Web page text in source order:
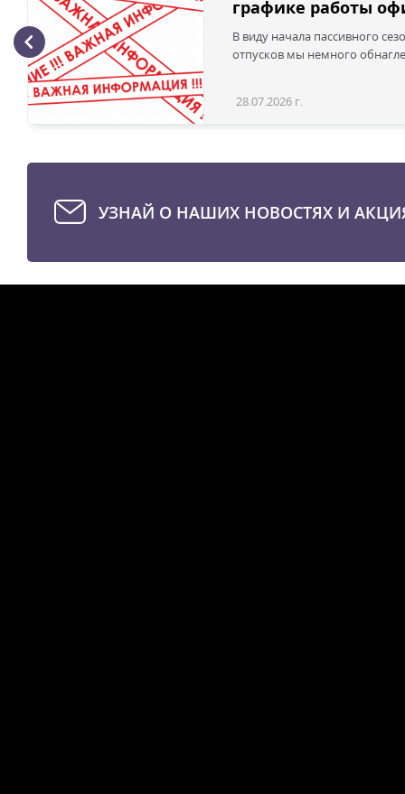
графике работы
В виду начала пассивного
отпусков мы немного
28.07.2026 г.
УЗНАЙ О НАШИХ НОВОСТЯХ И